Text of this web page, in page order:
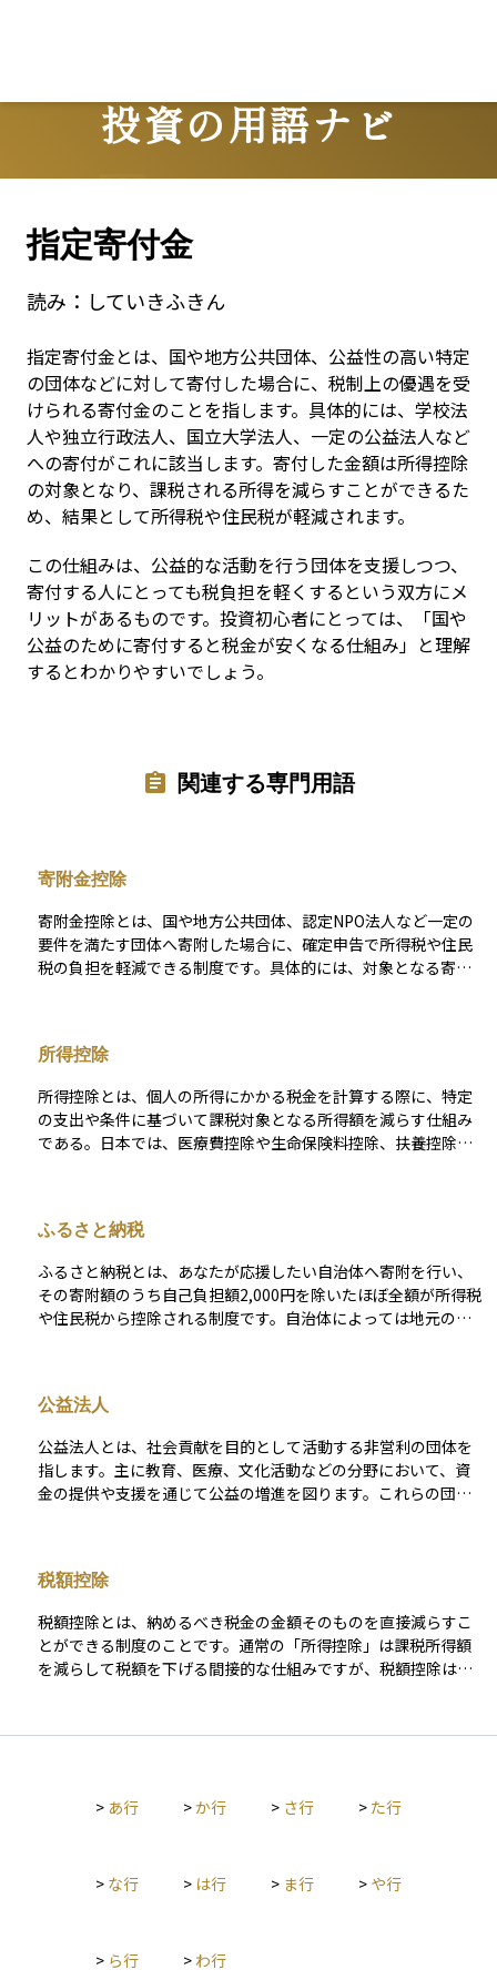
投資の用語ナビ
Terms
指定寄付金
読み： していきふきん
指定寄付金とは、国や地方公共団体、公益性の高い特定
の団体などに対して寄付した場合に、税制上の優遇を受
けられる寄付金のことを指します。具体的には、学校法
人や独立行政法人、国立大学法人、一定の公益法人など
への寄付がこれに該当します。寄付した金額は所得控除
の対象となり、課税される所得を減らすことができるた
め、結果として所得税や住民税が軽減されます。
この仕組みは、公益的な活動を行う団体を支援しつつ、
寄付する人にとっても税負担を軽くするという双方にメ
リットがあるものです。投資初心者にとっては、「国や
公益のために寄付すると税金が安くなる仕組み」と理解
するとわかりやすいでしょう。
関連する専門用語
寄附金控除
寄附金控除とは、国や地方公共団体、認定NPO法人など一定の
要件を満たす団体へ寄附した場合に、確定申告で所得税や住民
税の負担を軽減できる制度です。具体的には、対象となる寄附
して扱うことができます。 また、寄付をすれば自動的に控除が
受けられると考えられがちですが、寄付金控除はすべての寄付
に適用される一般的な仕組みではありません。税制上、控除の
対象として位置づけられている寄付かどうかが重要であり、寄
付先や寄付の性質によって扱いは異なります。この点を整理せ
自治体からの返礼品を受け取りつつ税負担を抑えられるため、
けるには寄附先が法令で定める対象に該当することや、寄附金
受領証明書を申告時に添付することが必要で、ワンストップ特
例が利用できる場合には確定申告をしなくても控除が適用され
所得控除
所得控除とは、個人の所得にかかる税金を計算する際に、特定
の支出や条件に基づいて課税対象となる所得額を減らす仕組み
である。日本では、医療費控除や生命保険料控除、扶養控除な
減少し、納税者の手取り額が増えるため、適切な活用が重要で
ある。
ふるさと納税
ふるさと納税とは、あなたが応援したい自治体へ寄附を行い、
その寄附額のうち自己負担額2,000円を除いたほぼ全額が所得税
や住民税から控除される制度です。自治体によっては地元の特
う方法と、年間5自治体以内で利用できるワンストップ特例申請
の2通りがあり、申請手続きの簡便さも魅力です。寄附限度額は
所得や家族構成によって異なるため、シミュレーションで上限
額を把握してから活用することが大切です。
公益法人
公益法人とは、社会貢献を目的として活動する非営利の団体を
指します。主に教育、医療、文化活動などの分野において、資
金の提供や支援を通じて公益の増進を図ります。これらの団体
いる場合があります。たとえば一定の要件を満たす法人への寄
付金は、法人税法上の損金として扱うことができる場合があ
り、寄付を行う側にとっても税務上のメリットがあります（寄
付先や金額、適用条件などにより異なります）。
税額控除
税額控除とは、納めるべき税金の金額そのものを直接減らすこ
とができる制度のことです。通常の「所得控除」は課税所得額
を減らして税額を下げる間接的な仕組みですが、税額控除は計
配当控除、外国税額控除、寄附金控除などが代表的です。適用
産運用や不動産投資などでも活用される重要な税制上の仕組み
> あ行 >か行 > さ行 > た行
> な行 > は行 > ま行 > や行
> ら行 > わ行